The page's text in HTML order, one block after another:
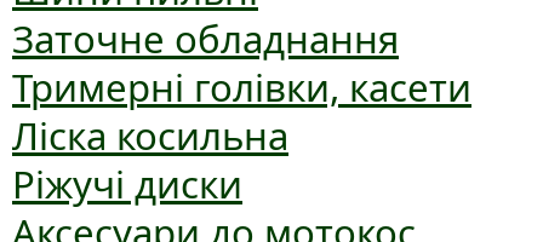
Заточне обладнання
Тримерні голівки, касети
Ліска косильна
Ріжучі диски